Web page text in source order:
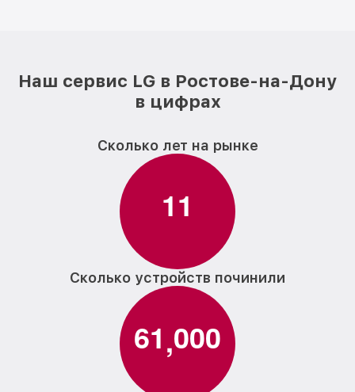
Наш сервис LG в Ростове-на-Дону
в цифрах
Сколько лет на рынке
11
Сколько устройств починили
61,000